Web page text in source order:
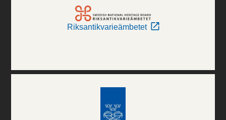
Riksantikvarieämbetet